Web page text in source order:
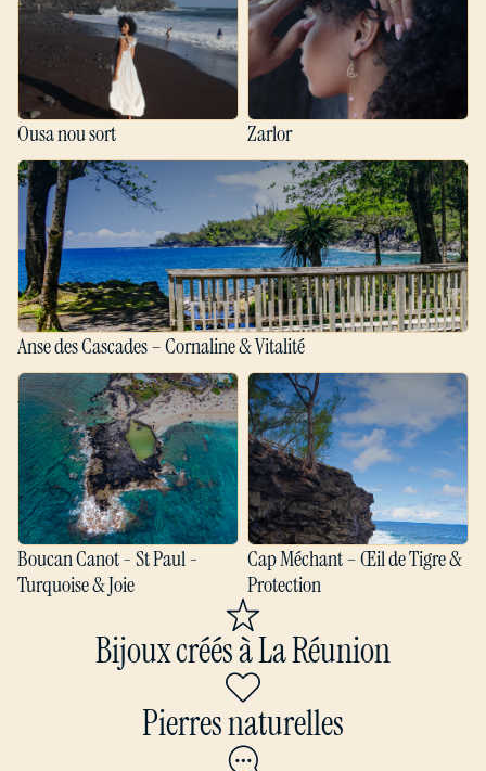
Ousa nou sort Zarlor
Anse des Cascades – Cornaline & Vitalité
Anse des Cascades – Cornaline & Vitalité
Boucan Canot - St Paul -
Turquoise & Joie
Boucan Canot - St Paul -
Turquoise & Joie
Cap Méchant – Œil de Tigre &
Protection
Cap Méchant – Œil de Tigre &
Protection
Bijoux créés à La Réunion
Pierres naturelles